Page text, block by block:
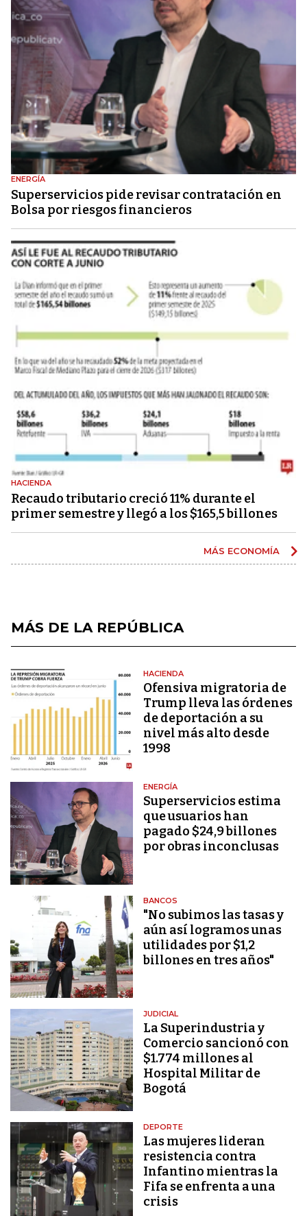
ENERGÍA
Superservicios pide revisar contratación en
Bolsa por riesgos financieros
HACIENDA
Recaudo tributario creció 11% durante el
primer semestre y llegó a los $165,5 billones
MÁS ECONOMÍA
MÁS DE LA REPÚBLICA
HACIENDA
Ofensiva migratoria de
Trump lleva las órdenes
de deportación a su
nivel más alto desde
1998
ENERGÍA
Superservicios estima
que usuarios han
pagado $24,9 billones
por obras inconclusas
BANCOS
"No subimos las tasas y
aún así logramos unas
utilidades por $1,2
billones en tres años"
JUDICIAL
La Superindustria y
Comercio sancionó con
$1.774 millones al
Hospital Militar de
Bogotá
DEPORTE
Las mujeres lideran
resistencia contra
Infantino mientras la
Fifa se enfrenta a una
crisis